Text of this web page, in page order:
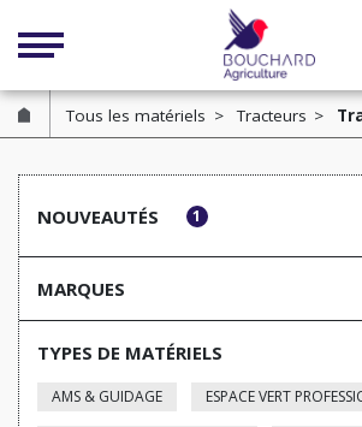
Tous les matériels Tracteurs
NOUVEAUTÉS 1
MARQUES
TYPES DE MATÉRIELS
AMS & GUIDAGE ESPACE VERT